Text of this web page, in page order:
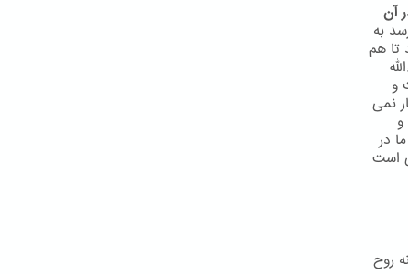
آن
به
تا هم
و
نمی
در
است
روح